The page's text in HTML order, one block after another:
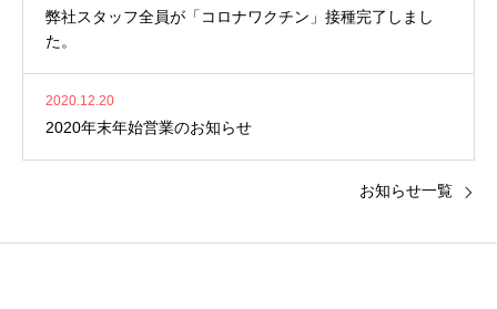
弊社スタッフ全員が「コロナワクチン」接種完了しまし
た。
2020.12.20
2020年末年始営業のお知らせ
お知らせ一覧